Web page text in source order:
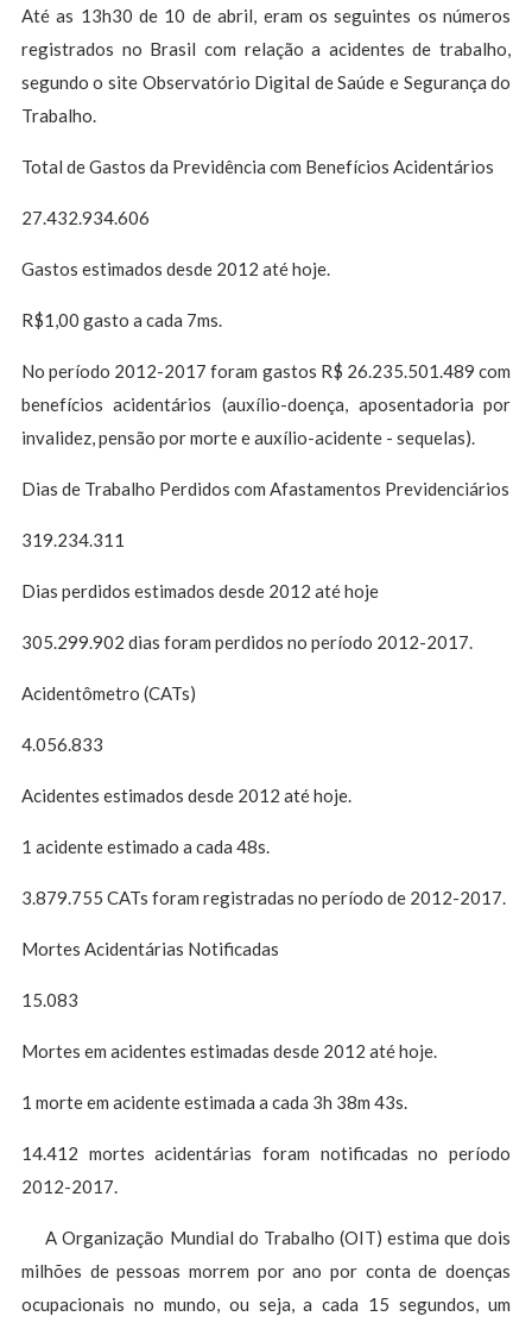
Até as 13h30 de 10 de abril, eram os seguintes os números
registrados no Brasil com relação a acidentes de trabalho,
segundo o site Observatório Digital de Saúde e Segurança do
Trabalho.
Total de Gastos da Previdência com Benefícios Acidentários
27.432.934.606
Gastos estimados desde 2012 até hoje.
R$1,00 gasto a cada 7ms.
No período 2012-2017 foram gastos R$ 26.235.501.489 com
benefícios acidentários (auxílio-doença, aposentadoria por
invalidez, pensão por morte e auxílio-acidente - sequelas).
Dias de Trabalho Perdidos com Afastamentos Previdenciários
319.234.311
Dias perdidos estimados desde 2012 até hoje
305.299.902 dias foram perdidos no período 2012-2017.
Acidentômetro (CATs)
4.056.833
Acidentes estimados desde 2012 até hoje.
1 acidente estimado a cada 48s.
3.879.755 CATs foram registradas no período de 2012-2017.
Mortes Acidentárias Notificadas
15.083
Mortes em acidentes estimadas desde 2012 até hoje.
1 morte em acidente estimada a cada 3h 38m 43s.
14.412 mortes acidentárias foram notificadas no período
2012-2017.
A Organização Mundial do Trabalho (OIT) estima que dois
milhões de pessoas morrem por ano por conta de doenças
ocupacionais no mundo, ou seja, a cada 15 segundos, um